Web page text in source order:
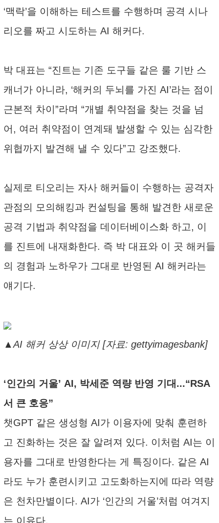
‘맥락’을 이해하는 테스트를 수행하며 공격 시나
리오를 짜고 시도하는 AI 해커다.
박 대표는 “진트는 기존 도구들 같은 룰 기반 스
캐너가 아니라, ‘해커의 두뇌를 가진 AI’라는 점이
근본적 차이”라며 “개별 취약점을 찾는 것을 넘
어, 여러 취약점이 연계돼 발생할 수 있는 심각한
위협까지 발견해 낼 수 있다”고 강조했다.
실제로 티오리는 자사 해커들이 수행하는 공격자
관점의 모의해킹과 컨설팅을 통해 발견한 새로운
공격 기법과 취약점을 데이터베이스화 하고, 이
를 진트에 내재화한다. 즉 박 대표와 이 곳 해커들
의 경험과 노하우가 그대로 반영된 AI 해커라는
얘기다.
▲AI 해커 상상 이미지 [자료: gettyimagesbank]
‘인간의 거울’ AI, 박세준 역량 반영 기대...“RSA
서 큰 호응”
챗GPT 같은 생성형 AI가 이용자에 맞춰 훈련하
고 진화하는 것은 잘 알려져 있다. 이처럼 AI는 이
용자를 그대로 반영한다는 게 특징이다. 같은 AI
라도 누가 훈련시키고 고도화하는지에 따라 역량
은 천차만별이다. AI가 ‘인간의 거울’처럼 여겨지
는 이유다.